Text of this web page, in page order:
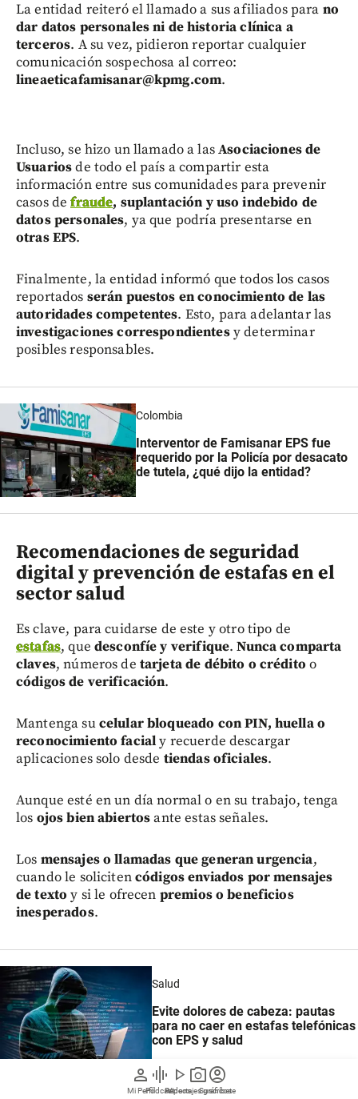
person
Mi Perfil
graphic_eq
Pódcast
play_arrow
Videos
photo_camera
Reportajes gráficos
account_circle
Suscríbete
La entidad reiteró el llamado a sus afiliados para no
dar datos personales ni de historia clínica a
terceros. A su vez, pidieron reportar cualquier
comunicación sospechosa al correo:
lineaeticafamisanar@kpmg.com.
Incluso, se hizo un llamado a lasAsociaciones de
Usuariosde todo el país a compartir esta
información entre sus comunidades para prevenir
casos defraude, suplantación y uso indebido de
datos personales, ya que podría presentarse en
otras EPS.
Finalmente, la entidad informó que todos los casos
reportados serán puestos en conocimiento de las
autoridades competentes. Esto, para adelantar las
investigaciones correspondientesy determinar
posibles responsables.
Colombia
Interventor de Famisanar EPS fue
requerido por la Policía por desacato
de tutela, ¿qué dijo la entidad?
Recomendaciones de seguridad
digital y prevención de estafas en el
sector salud
Es clave, para cuidarse de este y otro tipo de
estafas, que desconfíe y verifique.Nunca comparta
claves, números de tarjeta de débito o crédito o
códigos de verificación.
Mantenga sucelular bloqueado con PIN, huella o
reconocimiento facialy recuerde descargar
aplicaciones solo desde tiendas oficiales.
Aunque esté en un día normal o en su trabajo, tenga
los ojos bien abiertosante estas señales.
Los mensajes o llamadas que generan urgencia,
cuando le solicitencódigos enviados por mensajes
de texto y si le ofrecen premios o beneficios
inesperados.
Salud
Evite dolores de cabeza: pautas
para no caer en estafas telefónicas
con EPS y salud